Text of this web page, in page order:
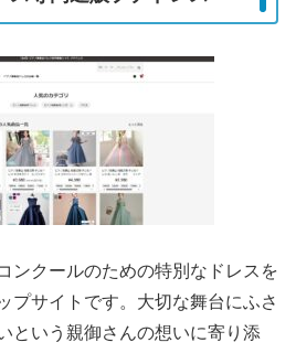
ンクールのための特別なドレスを
プサイトです。大切な舞台にふさ
という親御さんの想いに寄り添